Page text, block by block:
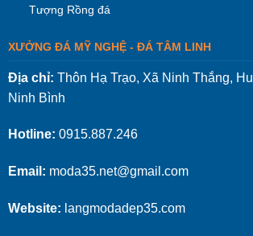
Tượng Rồng đá
XƯỞNG ĐÁ MỸ NGHỆ - ĐÁ TÂM LINH
Địa chỉ: Thôn Hạ Trạo, Xã Ninh Thắng,
Ninh Bình
Hotline: 0915.887.246
Email: moda35.net@gmail.com
Website: langmodadep35.com